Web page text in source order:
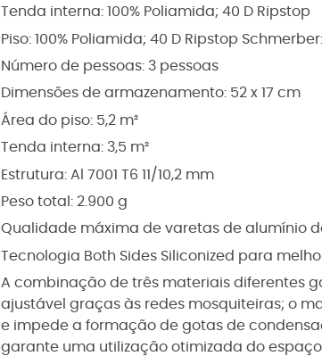
Tenda interna: 100% Poliamida; 40 D Ripstop
Piso: 100% Poliamida; 40 D Ripstop
Número de pessoas: 3 pessoas
Dimensões de armazenamento: 52 x 17 cm
Área do piso: 5,2 m²
Tenda interna: 3,5 m²
Estrutura: Al 7001 T6 11/10,2 mm
Peso total: 2.900 g
Qualidade máxima de varetas de alumínio
Tecnologia Both Sides Siliconized para
A combinação de três materiais diferentes
ajustável graças às redes mosquiteiras; o
e impede a formação de gotas de
garante uma utilização otimizada do espaço